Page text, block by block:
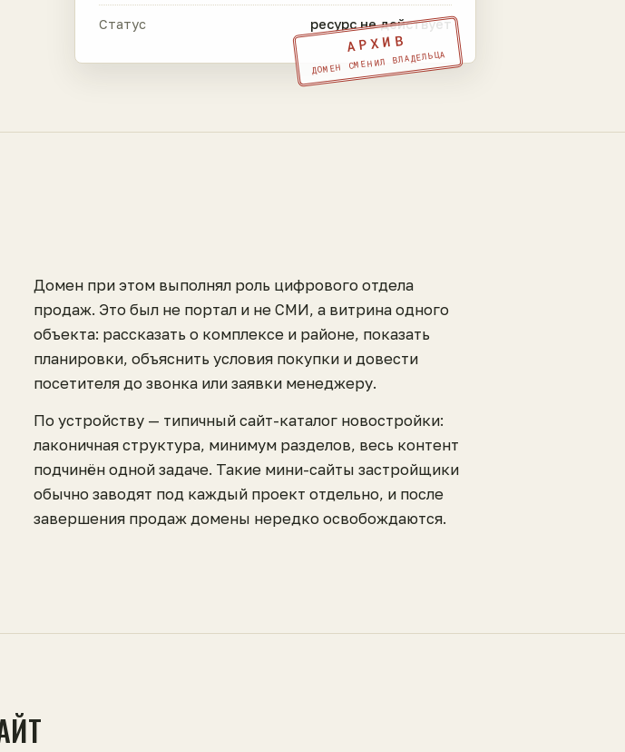
Статус ресурс не действует
АРХИВ
ДОМЕН СМЕНИЛ ВЛАДЕЛЬЦА
Домен при этом выполнял роль цифрового отдела
продаж. Это был не портал и не СМИ, а витрина одного
объекта: рассказать о комплексе и районе, показать
планировки, объяснить условия покупки и довести
посетителя до звонка или заявки менеджеру.
По устройству — типичный сайт-каталог новостройки:
лаконичная структура, минимум разделов, весь контент
подчинён одной задаче. Такие мини-сайты застройщики
обычно заводят под каждый проект отдельно, и после
завершения продаж домены нередко освобождаются.